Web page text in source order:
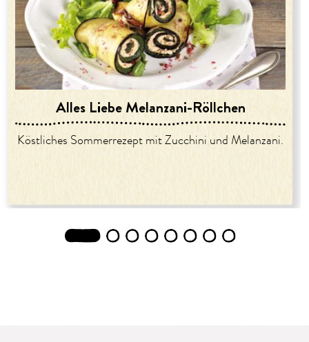
Alles Liebe Melanzani-Röllchen
Köstliches Sommerrezept mit Zucchini und Melanzani.
2 3 4 5 6 7 8